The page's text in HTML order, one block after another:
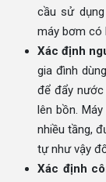
cầu sử
máy bơm có
Xác định
gia đình
để đẩy
lên bồn.
nhiều tầng,
tự như vậy
Xác định